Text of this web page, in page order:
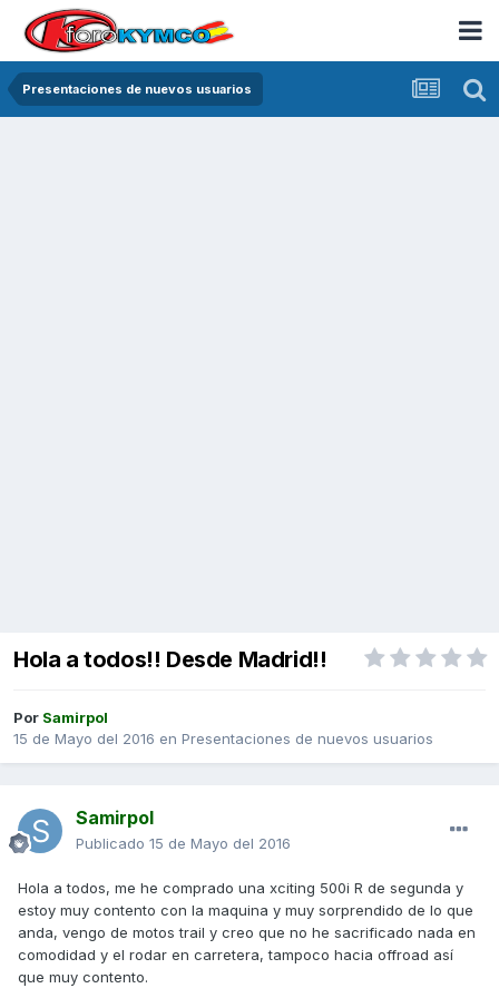
Presentaciones de nuevos usuarios
Hola a todos!! Desde Madrid!!
Por Samirpol
15 de Mayo del 2016 en Presentaciones de nuevos usuarios
Samirpol
Publicado 15 de Mayo del 2016
Hola a todos, me he comprado una xciting 500i R de segunda y
estoy muy contento con la maquina y muy sorprendido de lo que
anda, vengo de motos trail y creo que no he sacrificado nada en
comodidad y el rodar en carretera, tampoco hacia offroad así
que muy contento.